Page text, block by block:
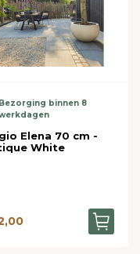
Bezorging binnen 8
Elena 70 cm -
White